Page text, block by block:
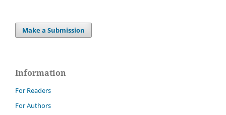
Make a Submission
Information
For Readers
For Authors